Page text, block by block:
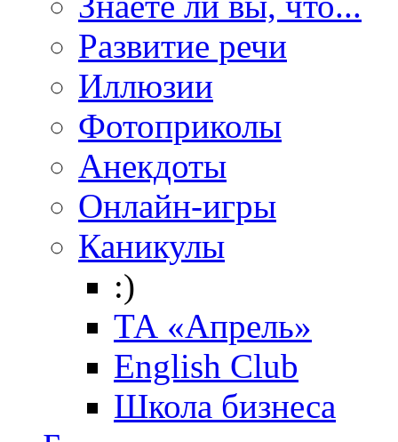
Развитие речи
Иллюзии
Фотоприколы
Анекдоты
Онлайн-игры
Каникулы
:)
ТА «Апрель»
English Club
Школа бизнеса